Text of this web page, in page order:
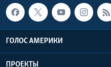
ГОЛОС АМЕРИКИ
ПРОЕКТЫ